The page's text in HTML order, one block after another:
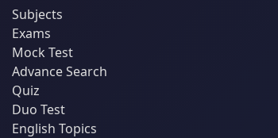
Subjects
Exams
Mock Test
Advance Search
Quiz
Duo Test
English Topics